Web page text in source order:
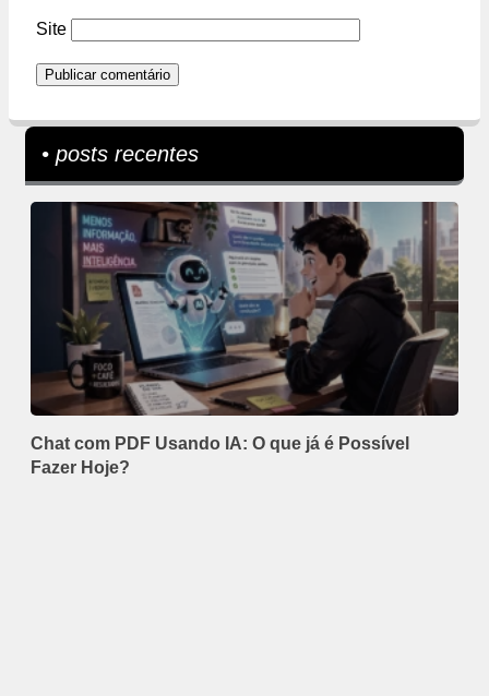
Site
• posts recentes
Chat com PDF Usando IA: O que já é Possível
Fazer Hoje?